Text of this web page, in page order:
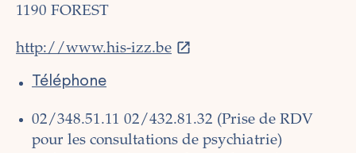
1190 FOREST
http://www.his-izz.be
Téléphone
02/348.51.11 02/432.81.32 (Prise de RDV
pour les consultations de psychiatrie)